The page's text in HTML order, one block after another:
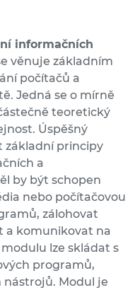
informačních
věnuje základním
počítačů a
Jedná se o mírně
teoretický
Úspěšný
základní principy
a
by být schopen
nebo počítačovou
zálohovat
a komunikovat na
lze skládat s
programů,
nástrojů. Modul je